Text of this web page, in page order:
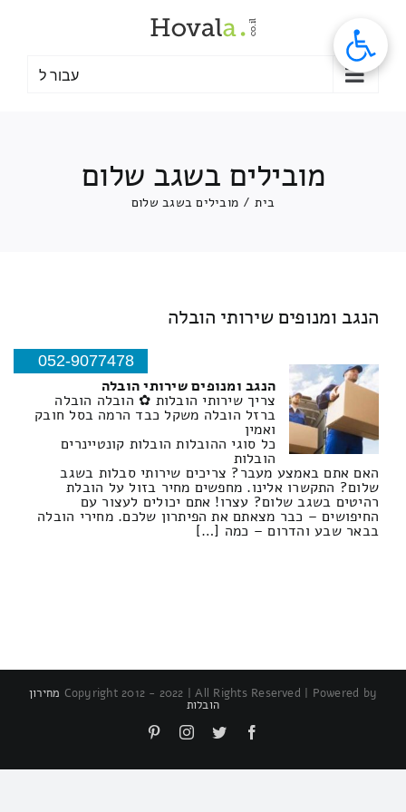
עבור ל
מובילים בשגב שלום
בית / מובילים בשגב שלום
הנגב ומנופים שירותי הובלה
052-9077478
הנגב ומנופים שירותי הובלה
צריך שירותי הובלות ✿ הובלה הובלה
ברזל הובלה משקל כבד הרמה בסל חובק
ואמין
כל סוגי ההובלות הובלות קונטיינרים
הובלות
האם אתם באמצע מעבר? צריכים שירותי סבלות בשגב
שלום? התקשרו אלינו. מחפשים מחיר בזול על הובלת
רהיטים בשגב שלום? עצרו! אתם יכולים לעצור עם
החיפושים – כבר מצאתם את הפיתרון שלכם. מחירי הובלה
בבאר שבע והדרום – כמה […]
Copyright 2012 - 2022 | All Rights Reserved | Powered by מחירון
הובלות
Facebook
Twitter
Instagram